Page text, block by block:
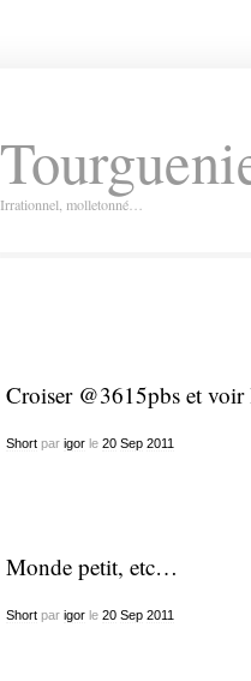
Irrationnel, molletonné…
Croiser @3615pbs et
Shortpar igorle 20 Sep 2011
Monde petit, etc…
Shortpar igorle 20 Sep 2011